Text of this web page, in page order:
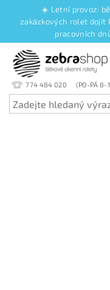
☀️ Letní provoz:
zakázkových rolet dojít
pracovních
774 484 020